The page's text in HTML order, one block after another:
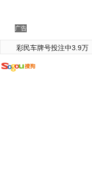
广告
彩民车牌号投注中3.9万